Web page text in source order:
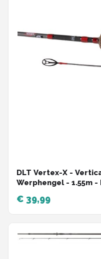
DLT Vertex-X -
Werphengel - 1.55m
€ 39,99